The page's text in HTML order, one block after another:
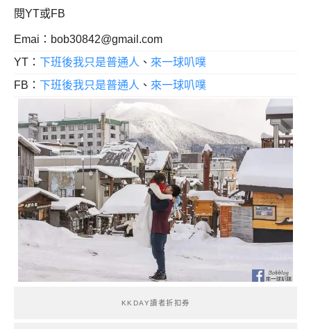
閱YT或FB
Emai： bob30842@gmail.com
YT： 下班後我只是普通人 、 來一球叭噗
FB： 下班後我只是普通人 、 來一球叭噗
KKDAY讀者折扣券